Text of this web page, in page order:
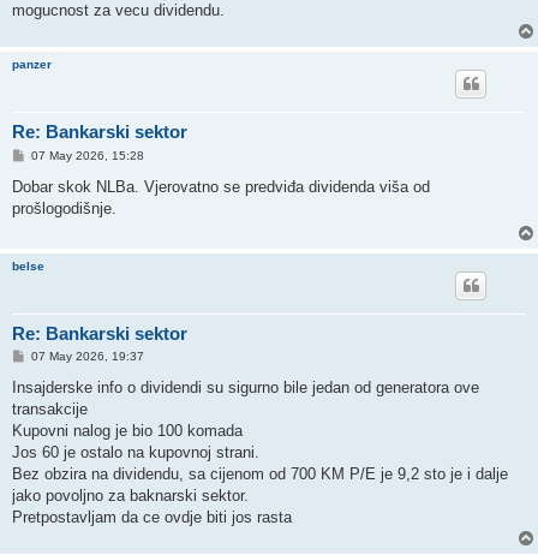
mogucnost za vecu dividendu.
panzer
Re: Bankarski sektor
P
s
07 May 2026, 15:28
Dobar skok NLBa. Vjerovatno se predviđa dividenda viša od
prošlogodišnje.
belse
Re: Bankarski sektor
P
s
07 May 2026, 19:37
Insajderske info o dividendi su sigurno bile jedan od generatora ove
transakcije
Kupovni nalog je bio 100 komada
Jos 60 je ostalo na kupovnoj strani.
Bez obzira na dividendu, sa cijenom od 700 KM P/E je 9,2 sto je i dalje
jako povoljno za baknarski sektor.
Pretpostavljam da ce ovdje biti jos rasta